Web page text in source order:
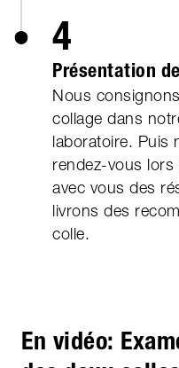
4
Présentation
Nous
collage dans
laboratoire. Puis
rendez-vous
avec vous des
livrons des
colle.
En vidéo: